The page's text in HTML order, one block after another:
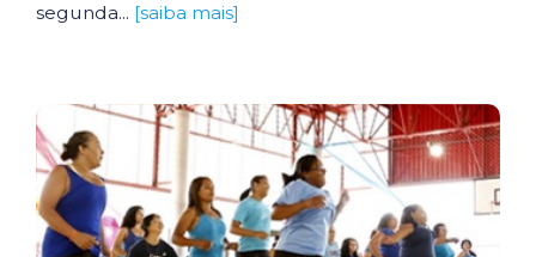
segunda... [saiba mais]